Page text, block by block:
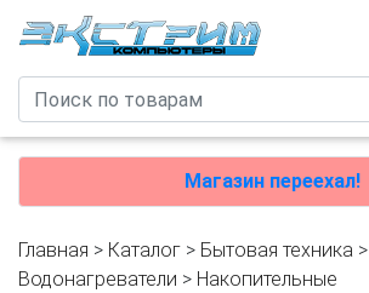
Магазин переехал!
Главная > Каталог > Бытовая техника >
Водонагреватели > Накопительные